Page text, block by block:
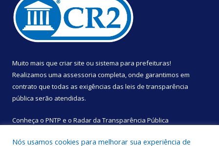
Muito mais que criar site ou sistema para prefeituras!
Realizamos uma assessoria completa, onde garantimos em
contrato que todas as exigências das leis de transparência
pública serão atendidas.
Conheça o PNTP e o Radar da Transparência Pública
Nós usamos cookies para melhorar sua experiência de